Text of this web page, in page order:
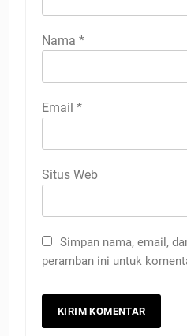
Nama *
Email *
Situs Web
Simpan nama, email,
peramban ini untuk